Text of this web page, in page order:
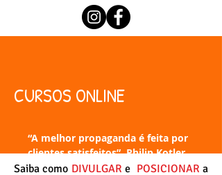
CURSOS ONLINE
“A melhor propaganda é feita por
clientes satisfeitos”. Philip Kotler
Saiba como DIVULGAR e POSICIONARa